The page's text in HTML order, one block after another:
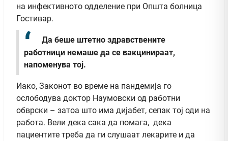
на инфективното одделение при Општа болница
Гостивар.
Да беше штетно здравствените
работници немаше да се вакцинираат,
напоменува тој.
Иако, Законот во време на пандемија го
ослободува доктор Наумовски од работни
обврски – затоа што има дијабет, сепак тој оди на
работа. Вели дека сака да помага, дека
пациентите треба да ги слушаат лекарите и да